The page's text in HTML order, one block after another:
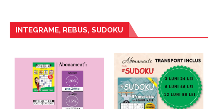
INTEGRAME, REBUS, SUDOKU